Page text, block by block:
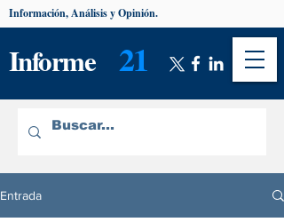
Informe 21
Información, Análisis y Opinión.
Entrada